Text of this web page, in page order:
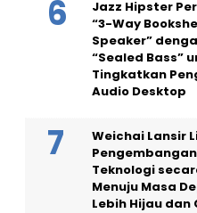
Jazz Hipster
“3-Way
Speaker”
“Sealed Bass”
Tingkatkan
Audio Desktop
Weichai Lansir
Pengembangan
Teknologi
Menuju Masa
Lebih Hijau dan